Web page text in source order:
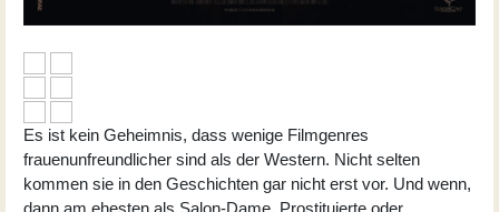
Es ist kein Geheimnis, dass wenige Filmgenres
frauenunfreundlicher sind als der Western. Nicht selten
kommen sie in den Geschichten gar nicht erst vor. Und wenn,